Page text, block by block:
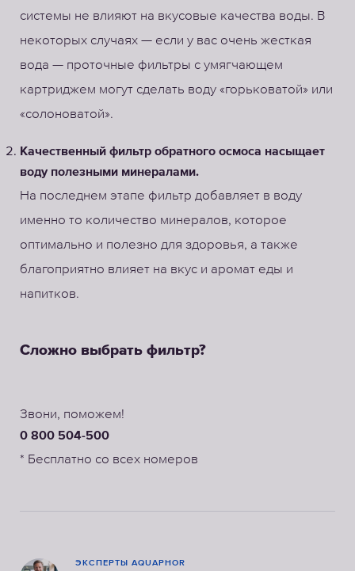
системы не влияют на вкусовые качества воды. В
некоторых случаях — если у вас очень жесткая
вода — проточные фильтры с умягчающем
картриджем могут сделать воду «горьковатой» или
«солоноватой».
Качественный фильтр обратного осмоса насыщает
воду полезными минералами.
На последнем этапе фильтр добавляет в воду
именно то количество минералов, которое
оптимально и полезно для здоровья, а также
благоприятно влияет на вкус и аромат еды и
напитков.
Сложно выбрать фильтр?
Звони, поможем!
0 800 504-500
* Бесплатно со всех номеров
ЭКСПЕРТЫ AQUAPHOR